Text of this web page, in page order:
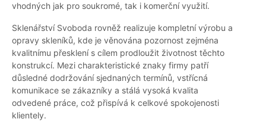
vhodných jak pro soukromé, tak i komerční využití.
Sklenářství Svoboda rovněž realizuje kompletní výrobu a
opravy skleníků, kde je věnována pozornost zejména
kvalitnímu přesklení s cílem prodloužit životnost těchto
konstrukcí. Mezi charakteristické znaky firmy patří
důsledné dodržování sjednaných termínů, vstřícná
komunikace se zákazníky a stálá vysoká kvalita
odvedené práce, což přispívá k celkové spokojenosti
klientely.